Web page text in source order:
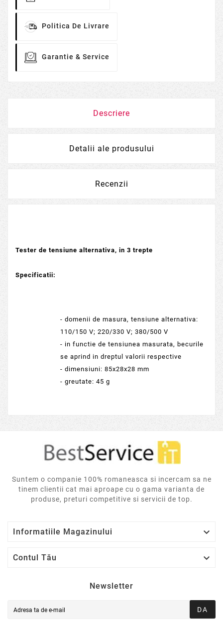
Politica De Livrare
Garantie & Service
Descriere
Detalii ale produsului
Recenzii
Tester de tensiune alternativa, in 3 trepte
Specificatii:
- domenii de masura, tensiune alternativa:
110/150 V; 220/330 V; 380/500 V
- in functie de tensiunea masurata, becurile
se aprind in dreptul valorii respective
- dimensiuni: 85x28x28 mm
- greutate: 45 g
Suntem o companie 100% romaneasca si incercam sa ne
tinem clientii cat mai aproape cu o gama varianta de
produse, preturi competitive si servicii de top.
Informatiile Magazinului 
Contul Tău 
Newsletter
DA